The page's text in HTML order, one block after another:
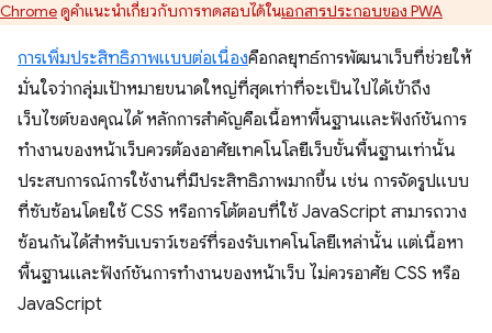
Chromeดูคำแนะนำเกี่ยวกับการทดสอบได้ในเอกสารประกอบของ PWA
การเพิ่มประสิทธิภาพแบบต่อเนื่องคือกลยุทธ์การพัฒนาเว็บที่ช่วยให้
มั่นใจว่ากลุ่มเป้าหมายขนาดใหญ่ที่สุดเท่าที่จะเป็นไปได้เข้าถึง
เว็บไซต์ของคุณได้ หลักการสำคัญคือเนื้อหาพื้นฐานและฟังก์ชันการ
ทำงานของหน้าเว็บควรต้องอาศัยเทคโนโลยีเว็บขั้นพื้นฐานเท่านั้น
ประสบการณ์การใช้งานที่มีประสิทธิภาพมากขึ้น เช่น การจัดรูปแบบ
ที่ซับซ้อนโดยใช้ CSS หรือการโต้ตอบที่ใช้ JavaScript สามารถวาง
ซ้อนกันได้สำหรับเบราว์เซอร์ที่รองรับเทคโนโลยีเหล่านั้น แต่เนื้อหา
พื้นฐานและฟังก์ชันการทำงานของหน้าเว็บ ไม่ควรอาศัย CSS หรือ
JavaScript